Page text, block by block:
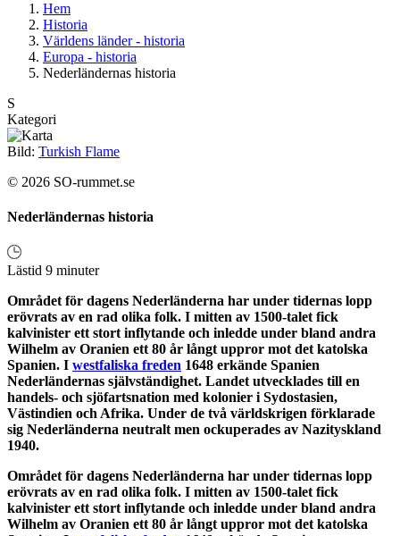
Hem
Historia
Världens länder - historia
Europa - historia
Nederländernas historia
S
Kategori
Bild: Turkish Flame
© 2026 SO-rummet.se
Nederländernas historia
Lästid 9 minuter
Området för dagens Nederländerna har under tidernas lopp
erövrats av en rad olika folk. I mitten av 1500-talet fick
kalvinister ett stort inflytande och inledde under bland andra
Wilhelm av Oranien ett 80 år långt uppror mot det katolska
Spanien. I westfaliska freden 1648 erkände Spanien
Nederländernas självständighet. Landet utvecklades till en
handels- och sjöfartsnation med kolonier i Sydostasien,
Västindien och Afrika. Under de två världskrigen förklarade
sig Nederländerna neutralt men ockuperades av Nazityskland
1940.
Området för dagens Nederländerna har under tidernas lopp
erövrats av en rad olika folk. I mitten av 1500-talet fick
kalvinister ett stort inflytande och inledde under bland andra
Wilhelm av Oranien ett 80 år långt uppror mot det katolska